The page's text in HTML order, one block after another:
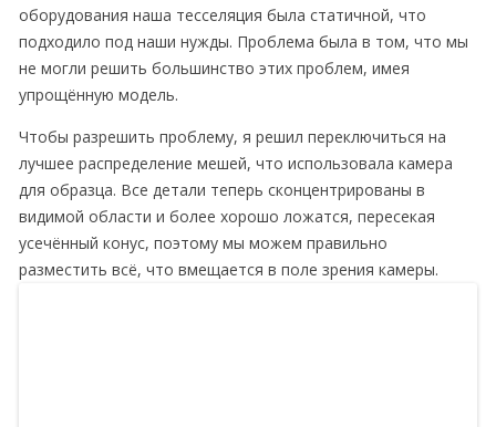
оборудования наша тесселяция была статичной, что
подходило под наши нужды. Проблема была в том, что мы
не могли решить большинство этих проблем, имея
упрощённую модель.
Чтобы разрешить проблему, я решил переключиться на
лучшее распределение мешей, что использовала камера
для образца. Все детали теперь сконцeнтрированы в
видимой области и более хорошо ложатся, пересекая
усечённый конус, поэтому мы можем правильно
разместить всё, что вмещается в поле зрения камеры.